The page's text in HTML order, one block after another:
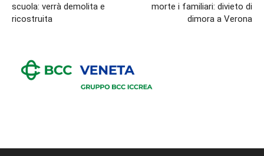
scuola: verrà demolita e
ricostruita
morte i familiari: divieto di
dimora a Verona